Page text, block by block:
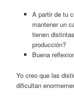
A partir de tu
mantener un
tienen
producción?
Buena
Yo creo que las
dificultan